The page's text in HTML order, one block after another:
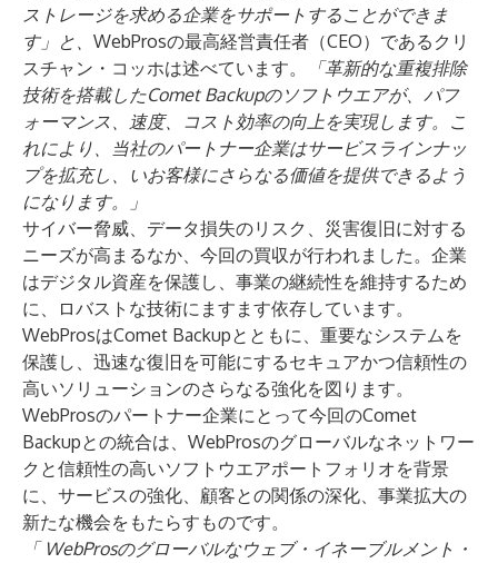
ストレージを求める企業をサポートすることができま
す」と、 WebProsの最高経営責任者（CEO）であるクリ
スチャン・コッホは述べています。
「革新的な重複排除
技術を搭載したComet Backupのソフトウエアが、パフ
ォーマンス、速度、コスト効率の向上を実現します。こ
れにより、当社のパートナー企業はサービスラインナッ
プを拡充し、いお客様にさらなる価値を提供できるよう
になります。」
サイバー脅威、データ損失のリスク、災害復旧に対する
ニーズが高まるなか、今回の買収が行われました。企業
はデジタル資産を保護し、事業の継続性を維持するため
に、ロバストな技術にますます依存しています。
WebProsはComet Backupとともに、重要なシステムを
保護し、迅速な復旧を可能にするセキュアかつ信頼性の
高いソリューションのさらなる強化を図ります。
WebProsのパートナー企業にとって今回のComet
Backupとの統合は、WebProsのグローバルなネットワー
クと信頼性の高いソフトウエアポートフォリオを背景
に、サービスの強化、顧客との関係の深化、事業拡大の
新たな機会をもたらすものです。
「 WebProsのグローバルなウェブ・イネーブルメント・